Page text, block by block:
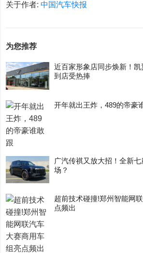
关于作者:中国汽车快报
为您推荐
近百家形象店同步焕新！
到店受热捧
开年就出王炸，489的帝豪
广汽传祺又放大招！全新
场？
超前技术碰撞!郑州智能网
点频出